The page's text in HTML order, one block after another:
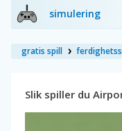
simulering
gratis spill
Slik spiller du